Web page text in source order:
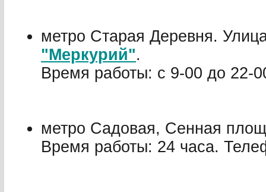
метро Старая Деревня.
"Меркурий".
Время работы: с 9-00 до 22-
метро Садовая, Сенная
Время работы: 24 часа.